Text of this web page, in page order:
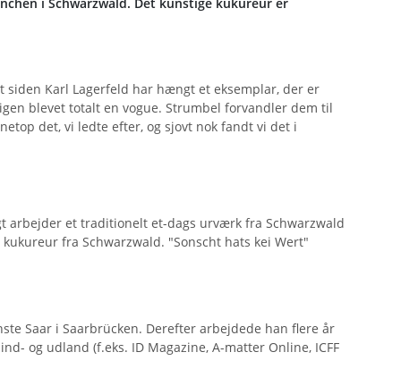
siden Karl Lagerfeld har hængt et eksemplar, der er
blevet totalt en vogue. Strumbel forvandler dem til
det, vi ledte efter, og sjovt nok fandt vi det i
arbejder et traditionelt et-dags urværk fra Schwarzwald
fra Schwarzwald. "Sonscht hats kei Wert"
Saar i Saarbrücken. Derefter arbejdede han flere år
og udland (f.eks. ID Magazine, A-matter Online, ICFF